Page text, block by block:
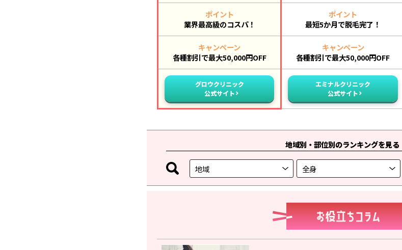
ポイント
業界最高級のコスパ！
ポイント
最短5か月で脱毛完了！
キャンペーン
各種割引で最大50,000円OFF
キャンペーン
各種割引で最大50,000円OFF
グロウクリニック
公式サイト
エミナルクリニック
公式サイト
地域別・部位別のランキングを見る